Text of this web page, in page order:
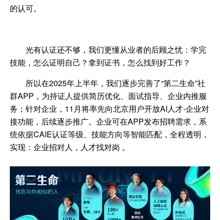
的认可。
光有认证还不够，我们更懂从业者的后顾之忧： 学完
技能，怎么证明自己？拿到证书，怎么找到好工作？
所以在2025年上半年 ，我们逐步完善了“第二生命”社
群APP ，为持证人提供简历优化、面试指导、企业内推服
务；针对企业， 11 月将率先向北京用户开放AI人才-企业对
接功能，后续逐步推广。企业可在APP发布招聘需求，系
统依据CAIE认证等级、技能方向等智能匹配，全程透明，
实现 ： 企业招对人，人才找对岗 。